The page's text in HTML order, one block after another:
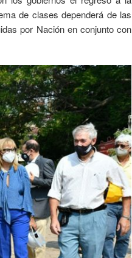
de clases dependerá de las
por Nación en conjunto con